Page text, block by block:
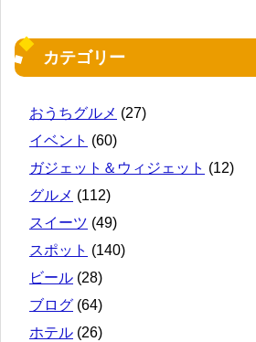
カテゴリー
おうちグルメ (27)
イベント (60)
ガジェット＆ウィジェット (12)
グルメ (112)
スイーツ (49)
スポット (140)
ビール (28)
ブログ (64)
ホテル (26)